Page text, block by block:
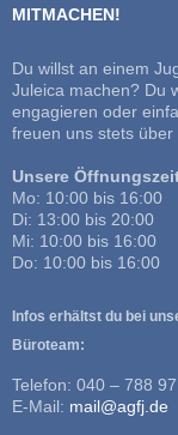
MITMACHEN!
Du willst an einem
Juleica machen? Du
engagieren oder
freuen uns stets
Unsere
Mo: 10:00 bis 16:00
Di: 13:00 bis 20:00
Mi: 10:00 bis 16:00
Do: 10:00 bis 16:00
Infos erhältst du bei
Büroteam:
Telefon: 040 – 788
E-Mail: mail@agfj.de